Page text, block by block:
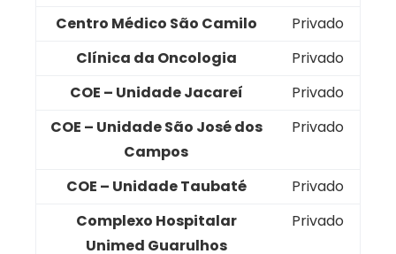
Centro Médico São Camilo
Privado
Clínica da Oncologia
Privado
COE – Unidade Jacareí
Privado
COE – Unidade São José dos
Campos
Privado
COE – Unidade Taubaté
Privado
Complexo Hospitalar
Unimed Guarulhos
Privado